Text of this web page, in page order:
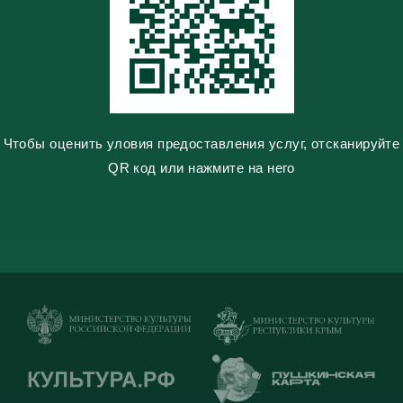
i
k
i
Чтобы оценить уловия предоставления услуг, отсканируйте
QR код или нажмите на него